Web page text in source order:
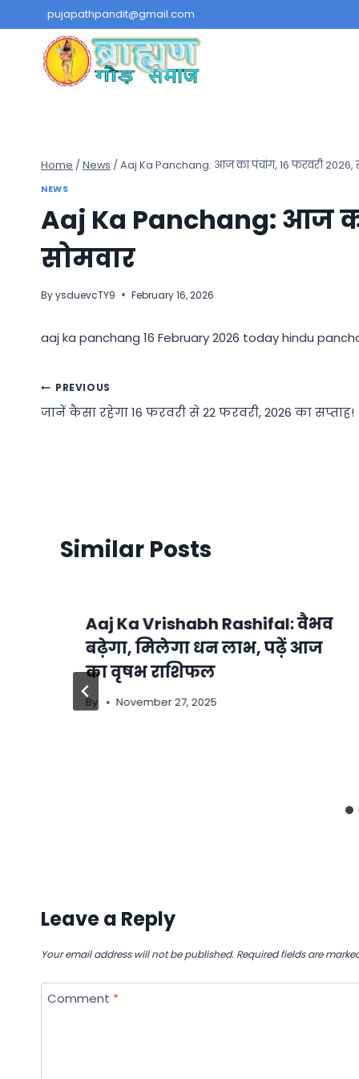
to
content
pujapathpandit@gmail.com
Home / News / Aaj Ka Panchang: आज का पंचांग, 16 फरवरी 2026,
NEWS
Aaj Ka Panchang: आज
सोमवार
ByysduevcTY9 February 16, 2026
aaj ka panchang 16 February 2026 today hindu
Post
navigation
PREVIOUS
जानें कैसा रहेगा 16 फरवरी से 22 फरवरी, 2026 का सप्ताह!
Similar Posts
Aaj Ka Vrishabh Rashifal: वैभव
बढ़ेगा, मिलेगा धन लाभ, पढ़ें आज
का वृषभ राशिफल
By November 27, 2025
Leave a Reply
Your email address will not be published. Required fields are
Comment *